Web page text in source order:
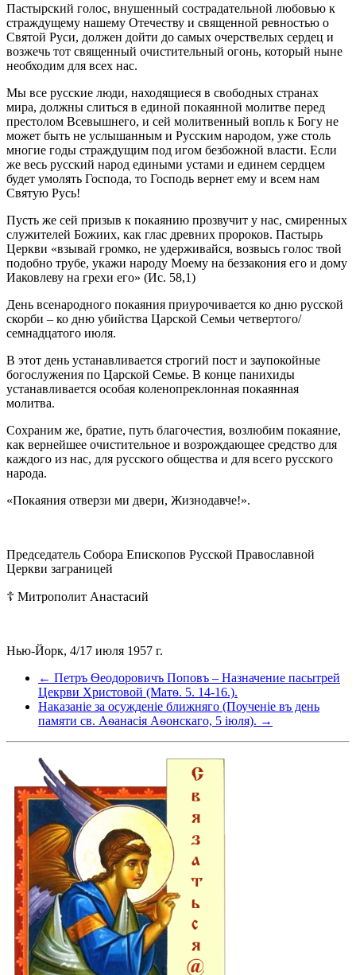
Пастырский голос, внушенный сострадательной любовью к
страждущему нашему Отечеству и священной ревностью о
Святой Руси, должен дойти до самых очерствелых сердец и
возжечь тот священный очистительный огонь, который ныне
необходим для всех нас.
Мы все русские люди, находящиеся в свободных странах
мира, должны слиться в единой покаянной молитве перед
престолом Всевышнего, и сей молитвенный вопль к Богу не
может быть не услышанным и Русским народом, уже столь
многие годы страждущим под игом безбожной власти. Если
же весь русский народ едиными устами и единем сердцем
будет умолять Господа, то Господь вернет ему и всем нам
Святую Русь!
Пусть же сей призыв к покаянию прозвучит у нас, смиренных
служителей Божиих, как глас древних пророков. Пастырь
Церкви «взывай громко, не удерживайся, возвысь голос твой
подобно трубе, укажи народу Моему на беззакония его и дому
Иаковлеву на грехи его» (Ис. 58,1)
День всенародного покаяния приурочивается ко дню русской
скорби – ко дню убийства Царской Семьи четвертого/
семнадцатого июля.
В этот день устанавливается строгий пост и заупокойные
богослужения по Царской Семье. В конце панихиды
устанавливается особая коленопреклонная покаянная
молитва.
Сохраним же, братие, путь благочестия, возлюбим покаяние,
как вернейшее очистительное и возрождающее средство для
каждого из нас, для русского общества и для всего русского
народа.
«Покаяния отверзи ми двери, Жизнодавче!».
Председатель Собора Епископов Русской Православной
Церкви заграницей
☦ Митрополит Анастасий
Нью-Йорк, 4/17 июля 1957 г.
← Петръ Ѳеодоровичъ Поповъ – Назначение пасытрей
Цекрви Христовой (Матѳ. 5. 14-16.).
Наказаніе за осужденіе ближняго (Поученіе въ день
памяти св. Аѳанасія Аѳонскаго, 5 іюля). →